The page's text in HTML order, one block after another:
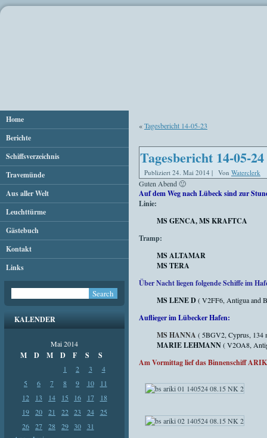
Home
Berichte
Schiffsverzeichnis
Travemünde
Aus aller Welt
Leuchttürme
Gästebuch
Kontakt
Links
KALENDER
Mai 2014
M D M D F S S
1 2 3
4
5
6 7 8 9 10
11
12
13 14 15 16 17
18
19
20 21 22 23 24
25
26
27 28 29 30
31
«Tagesbericht 14-05-23
Tagesbericht 14-05-24
Publiziert 24. Mai 2014 | Von Waterclerk
Guten Abend 🙂
Auf dem Weg nach Lübeck sind zur
Linie:
MS GENCA, MS KRAFTCA
Tramp:
MS ALTAMAR
MS TERA
Über Nacht liegen folgende Schiffe im
MS LENE D( V2FF6, Antigua and
Auflieger im Lübecker Hafen:
MS HANNA ( 5BGV2, Cyprus, 134
MARIE LEHMANN( V2OA8,
Am Vormittag lief das Binnenschiff